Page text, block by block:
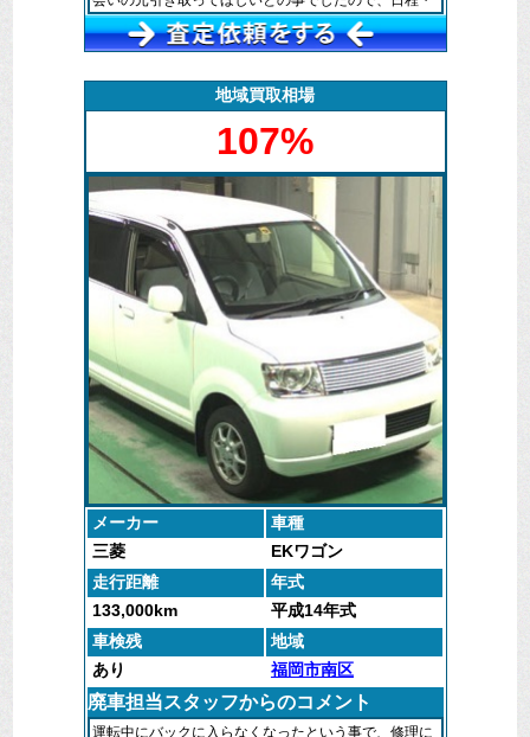
時間を合わせてお伺いしました。
その後はパーツ取り、または金属としての資源として
再利用されることになります。
地域買取相場
107%
メーカー
車種
三菱
EKワゴン
走行距離
年式
133,000km
平成14年式
車検残
地域
あり
福岡市南区
廃車担当スタッフからのコメント
運転中にバックに入らなくなったという事で、修理に